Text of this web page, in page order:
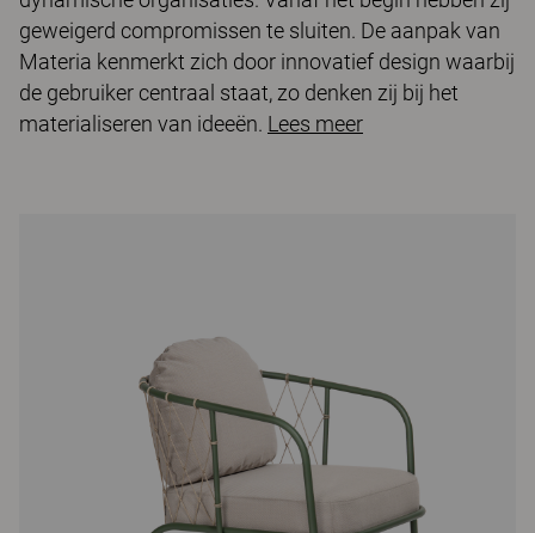
geweigerd compromissen te sluiten. De aanpak van
Materia kenmerkt zich door innovatief design waarbij
de gebruiker centraal staat, zo denken zij bij het
materialiseren van ideeën. Lees meer